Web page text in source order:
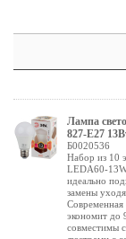
Лампа
827-E27
Б0020536
Набор из 10
LEDA60-
идеально
замены
Современная
экономит до
совместимы